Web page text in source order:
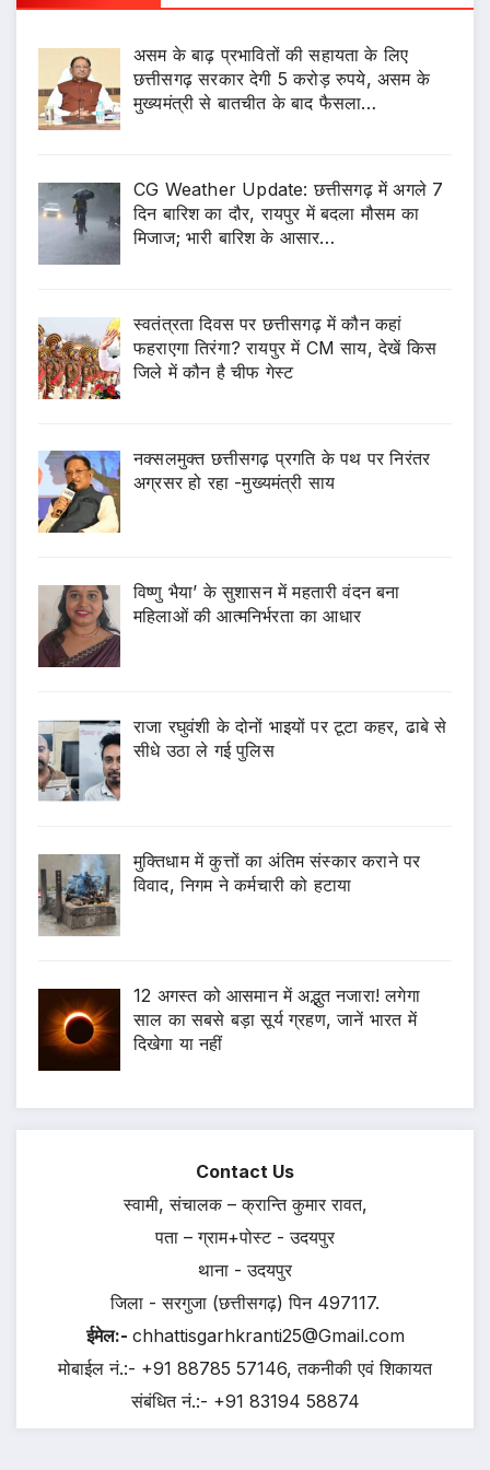
असम के बाढ़ प्रभावितों की सहायता के लिए
छत्तीसगढ़ सरकार देगी 5 करोड़ रुपये, असम के
मुख्यमंत्री से बातचीत के बाद फैसला…
CG Weather Update: छत्तीसगढ़ में अगले 7
दिन बारिश का दौर, रायपुर में बदला मौसम का
मिजाज; भारी बारिश के आसार…
स्वतंत्रता दिवस पर छत्तीसगढ़ में कौन कहां
फहराएगा तिरंगा? रायपुर में CM साय, देखें किस
जिले में कौन है चीफ गेस्ट
नक्सलमुक्त छत्तीसगढ़ प्रगति के पथ पर निरंतर
अग्रसर हो रहा -मुख्यमंत्री साय
विष्णु भैया’ के सुशासन में महतारी वंदन बना
महिलाओं की आत्मनिर्भरता का आधार
राजा रघुवंशी के दोनों भाइयों पर टूटा कहर, ढाबे से
सीधे उठा ले गई पुलिस
मुक्तिधाम में कुत्तों का अंतिम संस्कार कराने पर
विवाद, निगम ने कर्मचारी को हटाया
12 अगस्त को आसमान में अद्भुत नजारा! लगेगा
साल का सबसे बड़ा सूर्य ग्रहण, जानें भारत में
दिखेगा या नहीं
Contact Us
स्वामी, संचालक – क्रान्ति कुमार रावत,
पता – ग्राम+पोस्ट - उदयपुर
थाना - उदयपुर
जिला - सरगुजा (छत्तीसगढ़) पिन 497117.
ईमेल:- chhattisgarhkranti25@Gmail.com
मोबाईल नं.:- +91 88785 57146, तकनीकी एवं शिकायत
संबंधित नं.:- +91 83194 58874